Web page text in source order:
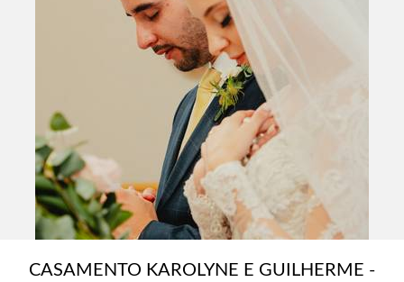
CASAMENTO KAROLYNE E GUILHERME -